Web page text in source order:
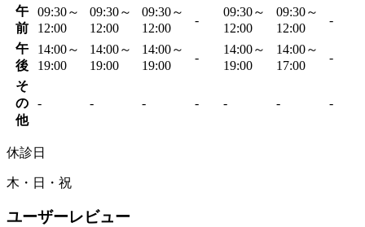
午
前
09:30～
12:00
09:30～
12:00
09:30～
12:00
-
09:30～
12:00
09:30～
12:00
-
午
後
14:00～
19:00
14:00～
19:00
14:00～
19:00
-
14:00～
19:00
14:00～
17:00
-
そ
の
他
- - - - - - -
休診日
木・日・祝
ユーザーレビュー